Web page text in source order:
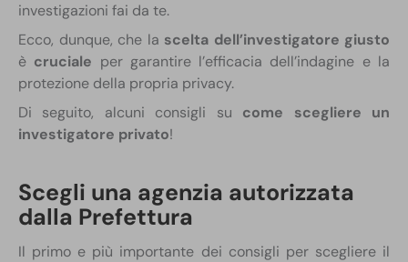
investigazioni fai da te.
Ecco, dunque, che la scelta dell’investigatore giusto
è cruciale per garantire l’efficacia dell’indagine e la
protezione della propria privacy.
Di seguito, alcuni consigli su come scegliere un
investigatore privato!
Scegli una agenzia autorizzata
dalla Prefettura
Il primo e più importante dei consigli per scegliere il